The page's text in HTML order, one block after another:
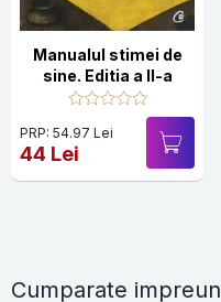
Manualul stimei de
sine. Editia a II-a
PRP: 54.97 Lei
44 Lei
Cumparate